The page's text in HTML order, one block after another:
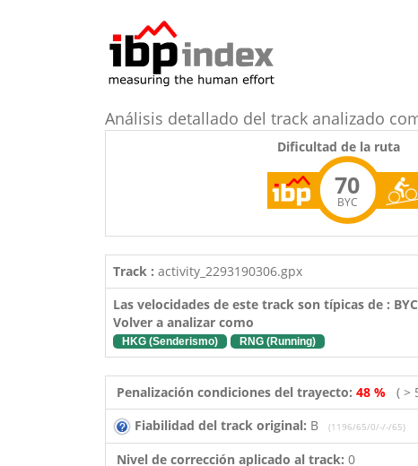
Análisis detallado del track analizado
Dificultad de la ruta
70
BYC
Track : activity_2293190306.gpx
Las velocidades de este track son típicas de : BYC
Volver a analizar como
HKG (Senderismo) RNG (Running)
Penalización condiciones del trayecto: 48 % ( >
Fiabilidad del track original: B (1196/65/0/-/-/65)
Nivel de corrección aplicado al track: 0